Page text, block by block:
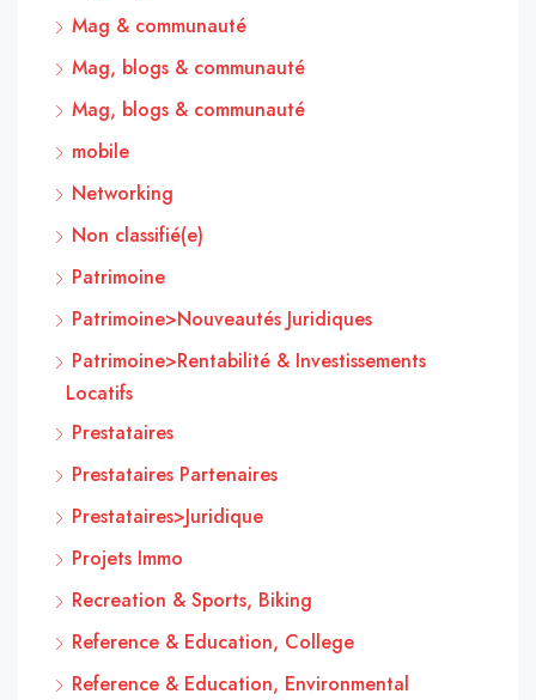
Mag & communauté
Mag, blogs & communauté
Mag, blogs & communauté
mobile
Networking
Non classifié(e)
Patrimoine
Patrimoine>Nouveautés Juridiques
Patrimoine>Rentabilité & Investissements
Locatifs
Prestataires
Prestataires Partenaires
Prestataires>Juridique
Projets Immo
Recreation & Sports, Biking
Reference & Education, College
Reference & Education, Environmental